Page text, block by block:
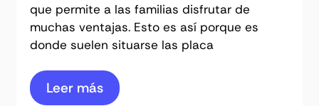
que permite a las familias disfrutar de
muchas ventajas. Esto es así porque es
donde suelen situarse las placa
Leer más